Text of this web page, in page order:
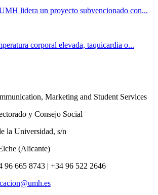
lidera un proyecto subvencionado con...
corporal elevada, taquicardia o...
Marketing and Student Services
y Consejo Social
la Universidad, s/n
(Alicante)
96 665 8743 | +34 96 522 2646